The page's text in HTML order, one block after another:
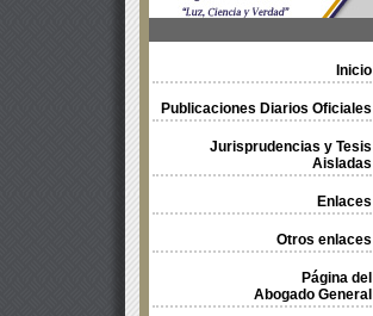
Inicio
Publicaciones Diarios Oficiales
Jurisprudencias y Tesis
Aisladas
Enlaces
Otros enlaces
Página del
Abogado General